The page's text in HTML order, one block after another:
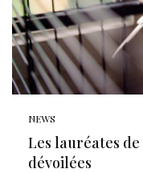
NEWS
Les lauréates
dévoilées